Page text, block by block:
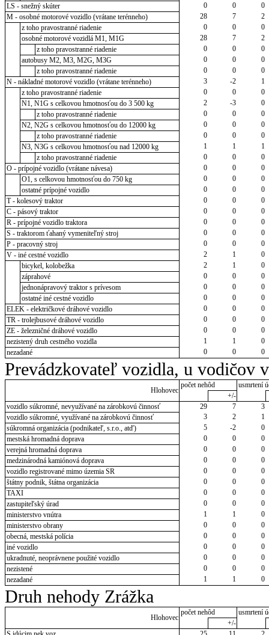
LS - snežný skúter
0 0
0
M - osobné motorové vozidlo (vrátane terénneho)
28 7
2
z toho pravostranné riadenie
0 0
0
osobné motorové vozidlá M1, M1G
28 7
2
z toho pravostranné riadenie
0 0
0
autobusy M2, M3, M2G, M3G
0 0
0
z toho pravostranné riadenie
0 0
0
N - nákladné motorové vozidlo (vrátane terénneho)
3 -2
1
z toho pravostranné riadenie
0 0
0
N1, N1G s celkovou hmotnosťou do 3 500 kg
2 -3
0
z toho pravostranné riadenie
0 0
0
N2, N2G s celkovou hmotnosťou do 12000 kg
0 0
0
z toho pravostranné riadenie
0 0
0
N3, N3G s celkovou hmotnosťou nad 12000 kg
1 1
1
z toho pravostranné riadenie
0 0
0
O - prípojné vozidlo (vrátane návesa)
0 0
0
O1, s celkovou hmotnosťou do 750 kg
0 0
0
ostatné prípojné vozidlo
0 0
0
T - kolesový traktor
0 0
0
C - pásový traktor
0 0
0
R - prípojné vozidlo traktora
0 0
0
S - traktorom ťahaný vymeniteľný stroj
0 0
0
P - pracovný stroj
0 0
0
V - iné cestné vozidlo
2 1
0
bicykel, kolobežka
2 1
0
záprahové
0 0
0
jednonápravový traktor s prívesom
0 0
0
ostatné iné cestné vozidlo
0 0
0
ELEK - električkové dráhové vozidlo
0 0
0
TR - trolejbusové dráhové vozidlo
0 0
0
ZE - železničné dráhové vozidlo
0 0
0
nezistený druh cestného vozidla
1 1
0
nezadané
0 0 0
Prevádzkovateľ vozidla, u vodičov
Hlohovec
počet nehôd
usmrtení
+/-
vozidlo súkromné, nevyužívané na zárobkovú činnosť
29 7
3
vozidlo súkromné, využívané na zárobkovú činnosť
3 2
1
súkromná organizácia (podnikateľ, s.r.o., atď)
5 -2
0
mestská hromadná doprava
0 0
0
verejná hromadná doprava
0 0
0
medzinárodná kamiónová doprava
0 0
0
vozidlo registrované mimo územia SR
0 0
0
štátny podnik, štátna organizácia
0 0
0
TAXI
0 0
0
zastupiteľský úrad
0 0
0
ministerstvo vnútra
1 1
0
ministerstvo obrany
0 0
0
obecná, mestská polícia
0 0
0
iné vozidlo
0 0
0
ukradnuté, neoprávnene použité vozidlo
0 0
0
nezistené
0 0
0
nezadané
1 1 0
Druh nehody Zrážka
Hlohovec
počet nehôd
usmrtení
+/-